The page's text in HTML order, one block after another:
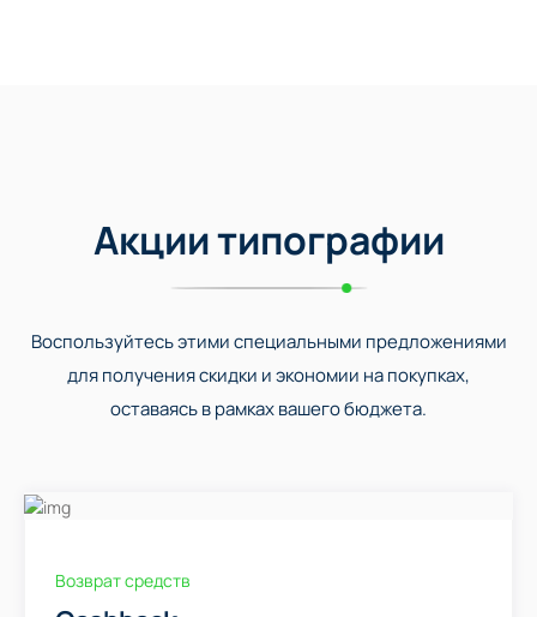
Акции типографии
Воспользуйтесь этими специальными предложениями
для получения скидки и экономии на покупках,
оставаясь в рамках вашего бюджета.
Возврат средств